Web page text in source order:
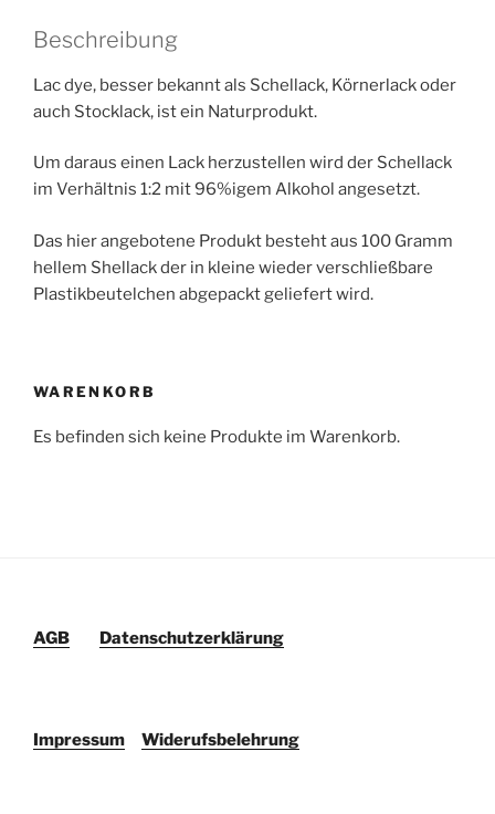
Beschreibung
Lac dye, besser bekannt als Schellack, Körnerlack oder
auch Stocklack, ist ein Naturprodukt.
Um daraus einen Lack herzustellen wird der Schellack
im Verhältnis 1:2 mit 96%igem Alkohol angesetzt.
Das hier angebotene Produkt besteht aus 100 Gramm
hellem Shellack der in kleine wieder verschließbare
Plastikbeutelchen abgepackt geliefert wird.
WARENKORB
Es befinden sich keine Produkte im Warenkorb.
AGB Datenschutzerklärung
Impressum Widerufsbelehrung